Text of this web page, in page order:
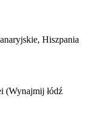
Hiszpania
(Wynajmij łódź